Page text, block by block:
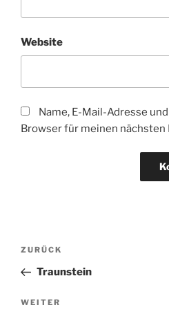
Website
Name, E-Mail-Adresse
Browser für meinen
Beitragsnavigation
Vorheriger
Beitrag
ZURÜCK
Traunstein
Nächster
WEITER